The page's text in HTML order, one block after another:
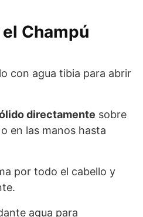
Champú
con agua tibia para abrir
directamente sobre
en las manos hasta
por todo el cabello y
agua para